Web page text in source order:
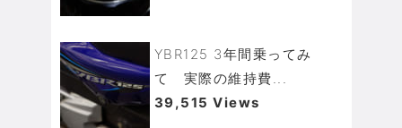
YBR125 3年間乗ってみ
て 実際の維持費...
39,515 Views